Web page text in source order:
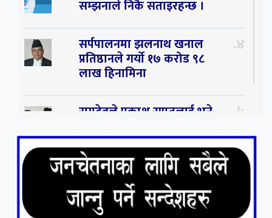
सम्झनाले निकै सताइरहन्छ ।
सर्पपालनमा झलनाथ खनाल
प्रतिष्ठानले गर्यो १७ करोड ९८
लाख हिनामिना
४
रामदेवले प्रकाश सपुतलाई भने
पनि ठूलो स्टार
५
संघियता खारेज हुनसक्छ,
झलनाथ खनाल